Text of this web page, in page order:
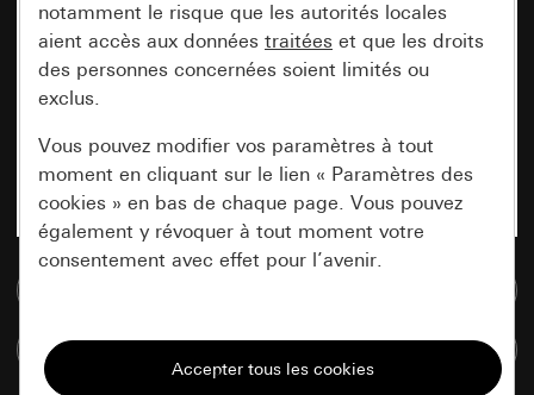
notamment le risque que les autorités locales
aient accès aux données traitées et que les droits
des personnes concernées soient limités ou
exclus.
Vous pouvez modifier vos paramètres à tout
moment en cliquant sur le lien « Paramètres des
cookies » en bas de chaque page. Vous pouvez
également y révoquer à tout moment votre
consentement avec effet pour l’avenir.
Tous les cookies dont nous avons besoin pour